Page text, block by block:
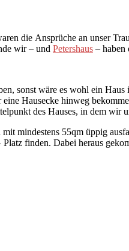
die Ansprüche an unser
wir – und Petershaus – haben
sonst wäre es wohl ein Haus
Hausecke hinweg
des Hauses, in dem wir
mindestens 55qm üppig
finden. Dabei heraus